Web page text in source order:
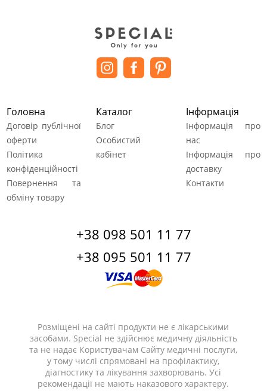
Головна
Договір публічної
оферти
Політика
конфіденційності
Повернення та
обміну товару
Каталог
Блог
Особистий
кабінет
Інформація
Інформація про
нас
Інформація про
доставку
Контакти
+38 098 501 11 77
+38 095 501 11 77
Розміщені на сайті продукти не є лікарськими
засобами. Special не здійснює медичну діяльність
та не надає Користувачам Сайту медичні послуги,
у тому числі спрямовані на профілактику,
діагностику та лікування захворювань. Усі
рекомендації не мають наказового характеру.